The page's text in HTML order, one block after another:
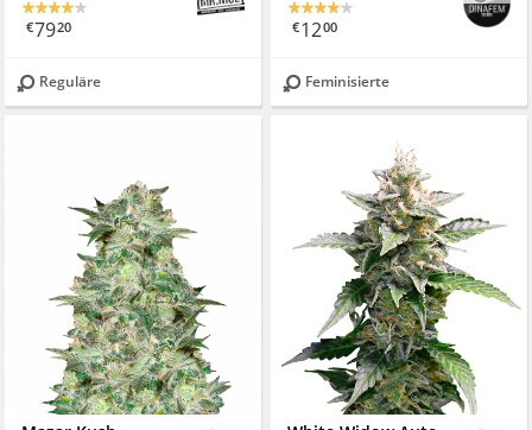
€7920
Reguläre
€1200
Feminisierte